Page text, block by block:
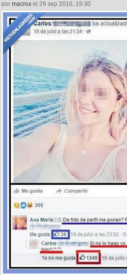
por macrox el 29 sep 2016, 19:30